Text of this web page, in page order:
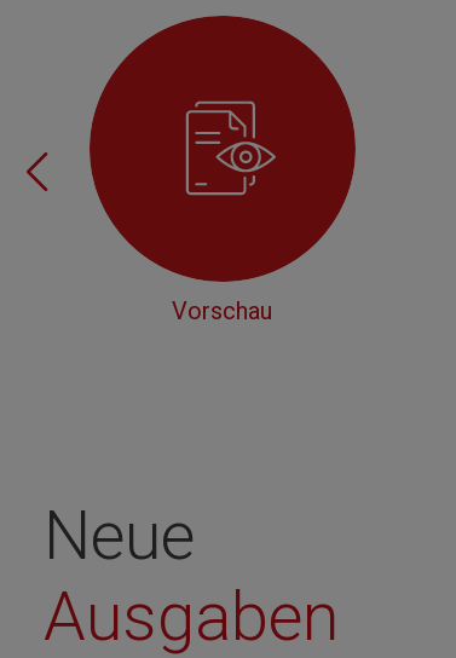
Ignorer la galerie de produits
Vorschau
Neue
Ausgaben